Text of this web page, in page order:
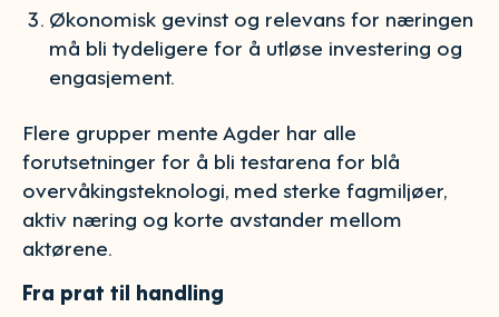
Økonomisk gevinst og relevans for næringen
må bli tydeligere for å utløse investering og
engasjement.
Flere grupper mente Agder har alle
forutsetninger for å bli testarena for blå
overvåkingsteknologi, med sterke fagmiljøer,
aktiv næring og korte avstander mellom
aktørene.
Fra prat til handling